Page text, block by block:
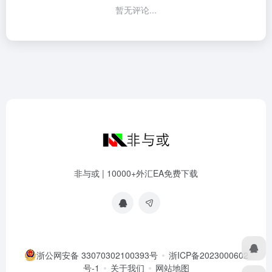
暂无评论...
非与或 | 10000+外汇EA免费下载
浙公网安备 33070302100393号
浙ICP备2023000602
号-1
关于我们 网站地图